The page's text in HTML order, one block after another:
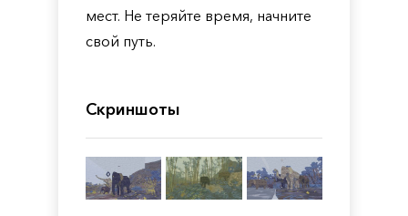
мест. Не теряйте время, начните
свой путь.
Скриншоты